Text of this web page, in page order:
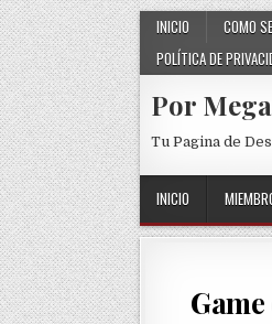
Skip to content INICIO COMO
POLÍTICA DE
Por
Tu Pagina de
INICIO